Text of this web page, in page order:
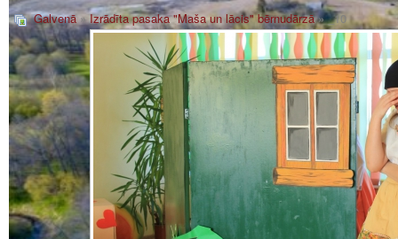
Galvenā»Izrādīta pasaka "Maša un lācis" bērnudārzā» _10